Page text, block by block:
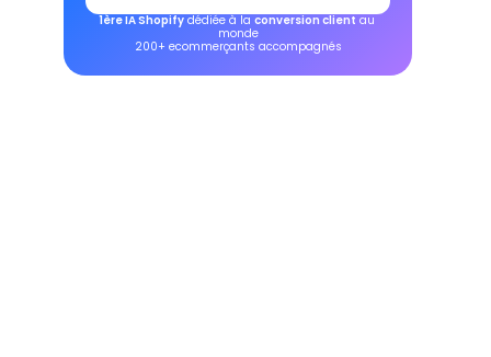
1ère IA Shopify dédiée à la conversion client au
monde
200+ ecommerçants accompagnés